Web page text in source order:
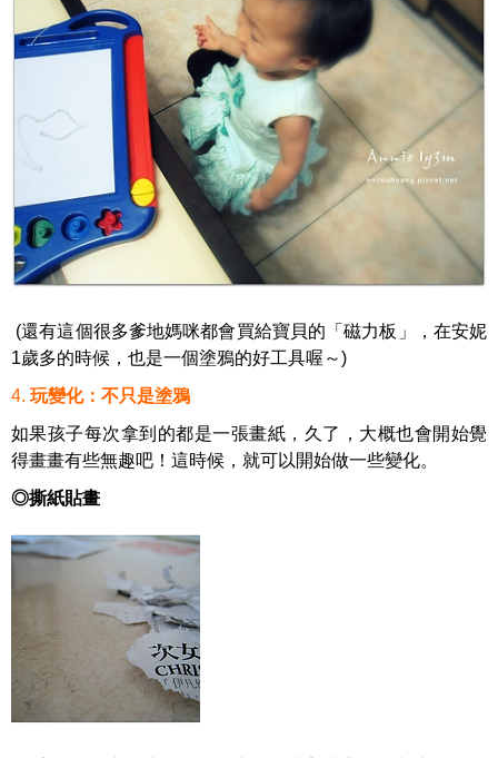
(還有這個很多爹地媽咪都會買給寶貝的「磁力板」，在安妮
1歲多的時候，也是一個塗鴉的好工具喔～)
4. 玩變化：不只是塗鴉
如果孩子每次拿到的都是一張畫紙，久了，大概也會開始覺
得畫畫有些無趣吧！這時候，就可以開始做一些變化。
◎撕紙貼畫